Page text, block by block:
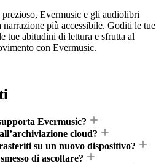
Evermusic e gli audiolibri
più accessibile. Goditi le tue
tue abitudini di lettura e sfrutta al
con Evermusic.
Evermusic?
cloud?
su un nuovo dispositivo?
di ascoltare?